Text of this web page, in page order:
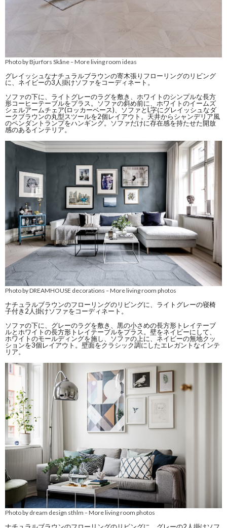
Photo by Bjurfors Skåne–More living room ideas
グレイッシュなナチュラルブラウンの寄木張りフローリングのリビング
に、ネイビーの3人掛けソファをコーディネート。
ソファの下に、ライトグレーのラグを敷き、ホワイトのシンプルな長方
形コーヒーテーブルをプラス。ソファの斜め前に、ホワイトのイームズ
シェルアームチェア(ロッカーベース)、ソファとL字にグレイッシュなダ
ークブラウンの丸型スツールを2個レイアウト。天井からシャンデリア風
のペンダントランプをハンギング。ソファだけに存在感を持たせた開放
感のあるインテリア。
Photo by DREAMHOUSE decorations –More living room photos
ナチュラルブラウンのフローリングのリビングに、ライトグレーの寝椅
子付き2人掛けソファをコーディネート。
ソファの下に、グレーのラグを敷き、黒の小さめの長方形トレイテーブ
ルとホワイトの長方形トレイテーブルをプラス。壁をネイビーにして、
ホワイトのモールディングを施し、ソファの上に、ネイビーの無地クッ
ションを3個レイアウト。壁面をクラシック調にしたエレガントなインテ
リア。
Photo by dream design sthlm –More living room photos